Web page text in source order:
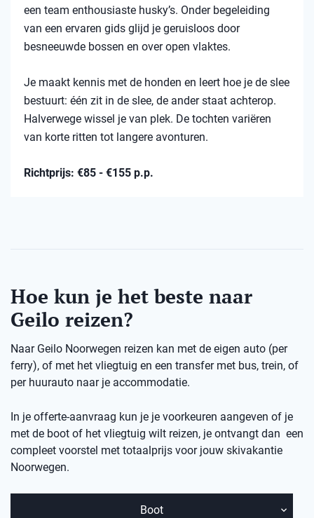
een team enthousiaste husky’s. Onder begeleiding
van een ervaren gids glijd je geruisloos door
besneeuwde bossen en over open vlaktes.
Je maakt kennis met de honden en leert hoe je de slee
bestuurt: één zit in de slee, de ander staat achterop.
Halverwege wissel je van plek. De tochten variëren
van korte ritten tot langere avonturen.
Richtprijs: €85 - €155 p.p.
Hoe kun je het beste naar
Geilo reizen?
Naar Geilo Noorwegen reizen kan met de eigen auto (per
ferry), of met het vliegtuig en een transfer met bus, trein, of
per huurauto naar je accommodatie.
In je offerte-aanvraag kun je je voorkeuren aangeven of je
met de boot of het vliegtuig wilt reizen, je ontvangt dan een
compleet voorstel met totaalprijs voor jouw skivakantie
Noorwegen.
Boot